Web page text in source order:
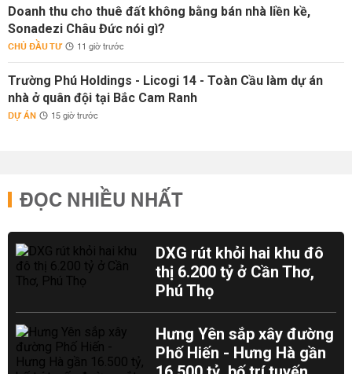
Doanh thu cho thuê đất không bằng bán nhà liền kề,
Sonadezi Châu Đức nói gì?
CHỦ ĐẦU TƯ 11 giờ trước
Trường Phú Holdings - Licogi 14 - Toàn Cầu làm dự án
nhà ở quân đội tại Bắc Cam Ranh
DỰ ÁN 15 giờ trước
ĐỌC NHIỀU NHẤT
DXG rút khỏi hai khu đô
thị 6.200 tỷ ở Cần Thơ,
Phú Thọ
Hưng Yên sắp xây đường
Phố Hiến - Hưng Hà gần